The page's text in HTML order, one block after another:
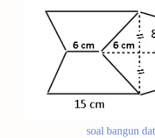
soal bangun